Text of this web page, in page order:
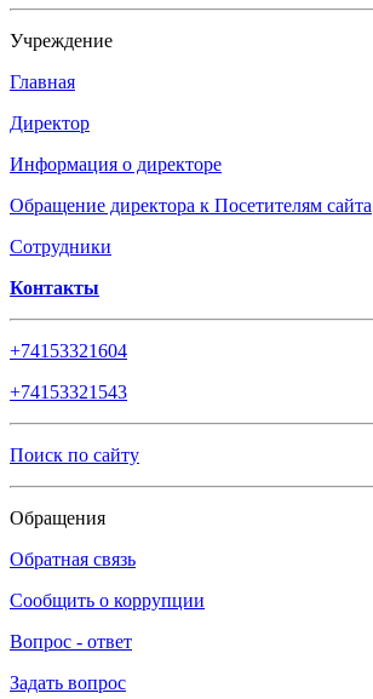
Учреждение
Главная
Директор
Информация о директоре
Обращение директора к Посетителям сайта
Сотрудники
Контакты
+74153321604
+74153321543
Поиск по сайту
Обращения
Обратная связь
Сообщить о коррупции
Вопрос - ответ
Задать вопрос